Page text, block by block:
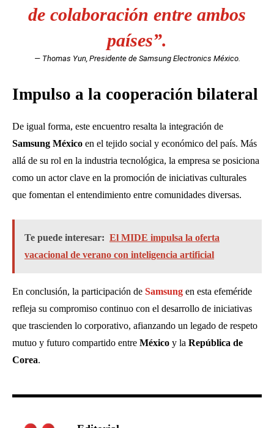
de colaboración entre ambos
países”.
— Thomas Yun, Presidente de Samsung Electronics México.
Impulso a la cooperación bilateral
De igual forma, este encuentro resalta la integración de
Samsung México en el tejido social y económico del país. Más
allá de su rol en la industria tecnológica, la empresa se posiciona
como un actor clave en la promoción de iniciativas culturales
que fomentan el entendimiento entre comunidades diversas.
Te puede interesar: El MIDE impulsa la oferta
vacacional de verano con inteligencia artificial
En conclusión, la participación de Samsung en esta efeméride
refleja su compromiso continuo con el desarrollo de iniciativas
que trascienden lo corporativo, afianzando un legado de respeto
mutuo y futuro compartido entre México y la República de
Corea.